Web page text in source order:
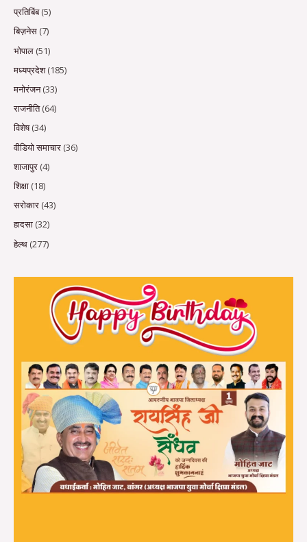
प्रतिबिंब(5)
बिज़नेस (7)
भोपाल (51)
मध्यप्रदेश(185)
मनोरंजन(33)
राजनीति(64)
विशेष(34)
वीडियो समाचार (36)
शाजापुर (4)
शिक्षा (18)
सरोकार (43)
हादसा (32)
हेल्थ (277)